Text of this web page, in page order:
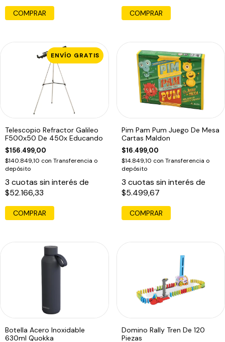
ENVÍO GRATIS
Telescopio Refractor Galileo
F500x50 De 450x Educando
$156.499,00
$140.849,10 con Transferencia o
depósito
3 cuotas sin interés de
$52.166,33
COMPRAR
Pim Pam Pum Juego De Mesa
Cartas Maldon
$16.499,00
$14.849,10 con Transferencia o
depósito
3 cuotas sin interés de
$5.499,67
Botella Acero Inoxidable
630ml Quokka
Domino Rally Tren De 120
Piezas